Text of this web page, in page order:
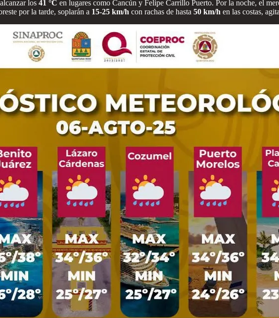
los 41 °C en lugares como Cancún y Felipe Carrillo Puerto. Por la noche, el
por la tarde, soplarán a 15-25 km/h con rachas de hasta 50 km/h en las costas,